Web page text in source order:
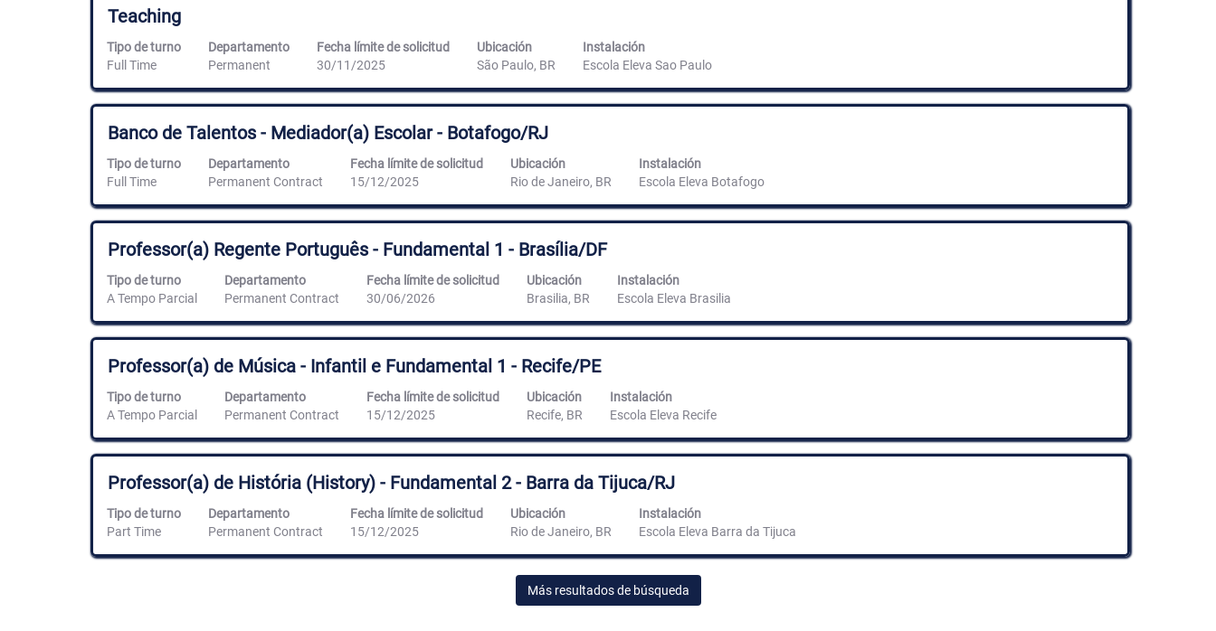
contenido
completo
de
información
del
puesto.
Título
Teaching
Tipo de turno
Full Time
Departamento
Permanent
Fecha límite de solicitud
30/11/2025
Ubicación
São Paulo, BR
Instalación
Escola Eleva Sao Paulo
Utilice
la
barra
espaciadora
ver
el
contenido
completo
de
información
del
puesto.
Título
Banco de Talentos - Mediador(a) Escolar - Botafogo/RJ
Tipo de turno
Full Time
Departamento
Permanent Contract
Fecha límite de solicitud
15/12/2025
Ubicación
Rio de Janeiro, BR
Instalación
Escola Eleva Botafogo
Utilice
la
barra
espaciadora
ver
el
contenido
completo
de
información
del
puesto.
Título
Professor(a) Regente Português - Fundamental 1 - Brasília/DF
Tipo de turno
A Tempo Parcial
Departamento
Permanent Contract
Fecha límite de solicitud
30/06/2026
Ubicación
Brasilia, BR
Instalación
Escola Eleva Brasilia
Utilice
la
barra
espaciadora
ver
el
contenido
completo
de
información
del
puesto.
Título
Professor(a) de Música - Infantil e Fundamental 1 - Recife/PE
Tipo de turno
A Tempo Parcial
Departamento
Permanent Contract
Fecha límite de solicitud
15/12/2025
Ubicación
Recife, BR
Instalación
Escola Eleva Recife
Utilice
la
barra
espaciadora
ver
el
contenido
completo
de
información
del
Título
Professor(a) de História (History) - Fundamental 2 - Barra da Tijuca/RJ
Tipo de turno
Part Time
Departamento
Permanent Contract
Fecha límite de solicitud
15/12/2025
Ubicación
Rio de Janeiro, BR
Instalación
Escola Eleva Barra da Tijuca
Utilice
la
barra
espaciadora
ver
Más resultados de búsqueda